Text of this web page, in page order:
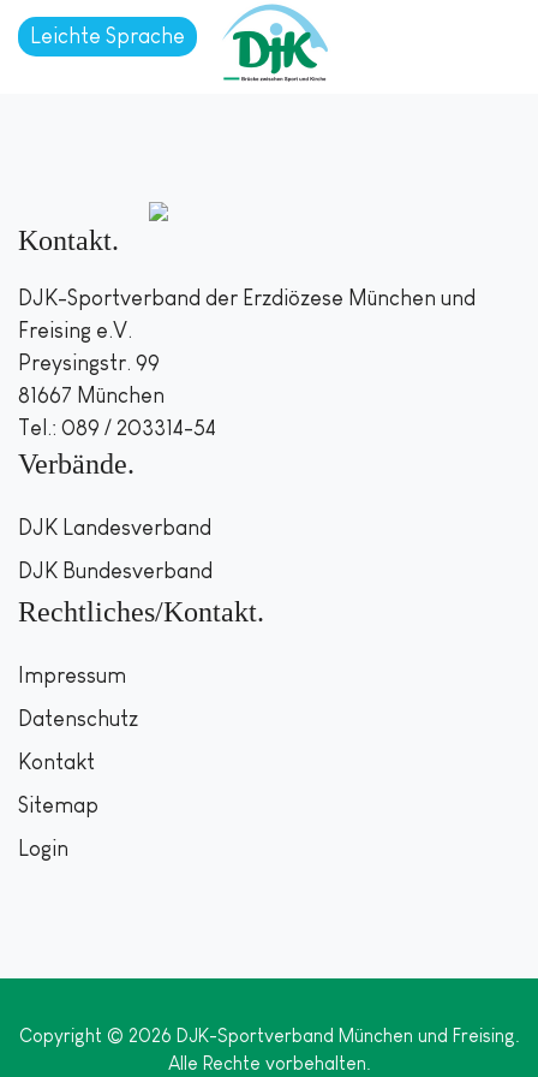
Leichte Sprache
Kontakt
DJK-Sportverband der Erzdiözese München und
Freising e.V.
Preysingstr. 99
81667 München
Tel.: 089 / 203314-54
Verbände
DJK Landesverband
DJK Bundesverband
Rechtliches/Kontakt
Impressum
Datenschutz
Kontakt
Sitemap
Login
Copyright © 2026 DJK-Sportverband München und Freising.
Alle Rechte vorbehalten.